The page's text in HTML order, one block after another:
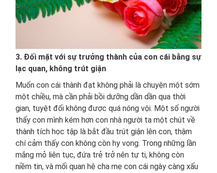
3. Đối mặt với sự trưởng thành của con cái bằng sự
lạc quan, không trút giận
Muốn con cái thành đạt không phải là chuyện một sớm
một chiều, mà cần phải bồi dưỡng dần dần qua thời
gian, tuyệt đối không được quá nóng vội. Một số người
thấy con mình kém hơn con nhà người ta một chút về
thành tích học tập là bắt đầu trút giận lên con, thậm
chí cảm thấy con không còn hy vọng. Trong những lần
mắng mỏ liên tục, đứa trẻ trở nên tự ti, không còn
niềm tin, và mối quan hệ cha mẹ con cái ngày càng xấu